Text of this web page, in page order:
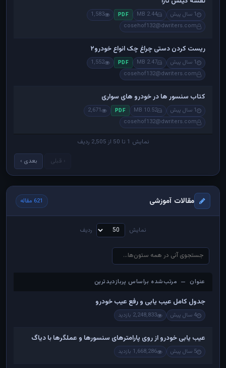
1 سال پیش 2.44 MB
PDF
1,583
cosehof132@dwriters.com
ریست کردن دستی چراغ چک انواع خودرو۲
1 سال پیش 2.47 MB
PDF
1,552
cosehof132@dwriters.com
کتاب سنسور ها در خودرو های سواری
1 سال پیش 10.52 MB
PDF
2,671
cosehof132@dwriters.com
نمایش 1 تا 50 از 2,505 ردیف
‹ قبلی بعدی ›
مقالات آموزشی 621 مقاله
نمایش ردیف
عنوان — مرتب‌شده براساس پربازدیدترین
جدول کامل عیب یابی و رفع عیب خودرو
4 سال پیش 2,248,833 بازدید
عیب یابی خودرو از روی پارامترهای سنسورها و عملگرها با دیاگ
5 سال پیش 1,668,286 بازدید